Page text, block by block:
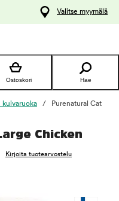
Valitse myymälä
Ostoskori Hae
kuivaruoka
Purenatural Cat
Chicken
Kirjoita tuotearvostelu